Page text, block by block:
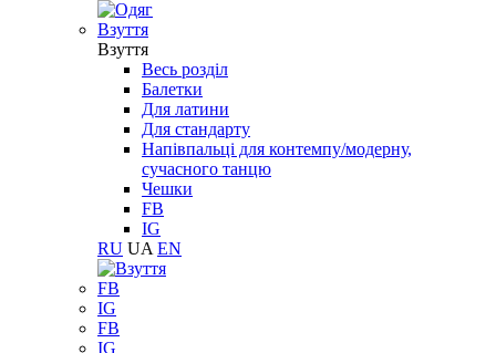
Взуття
Взуття
Весь розділ
Балетки
Для латини
Для стандарту
Напівпальці для контемпу/модерну,
сучасного танцю
Чешки
FB
IG
RU UA EN
FB
IG
FB
IG